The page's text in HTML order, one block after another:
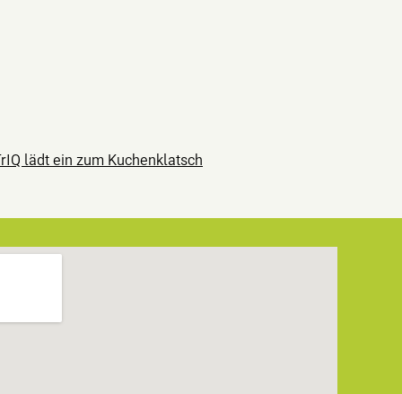
lädt ein zum Kuchenklatsch